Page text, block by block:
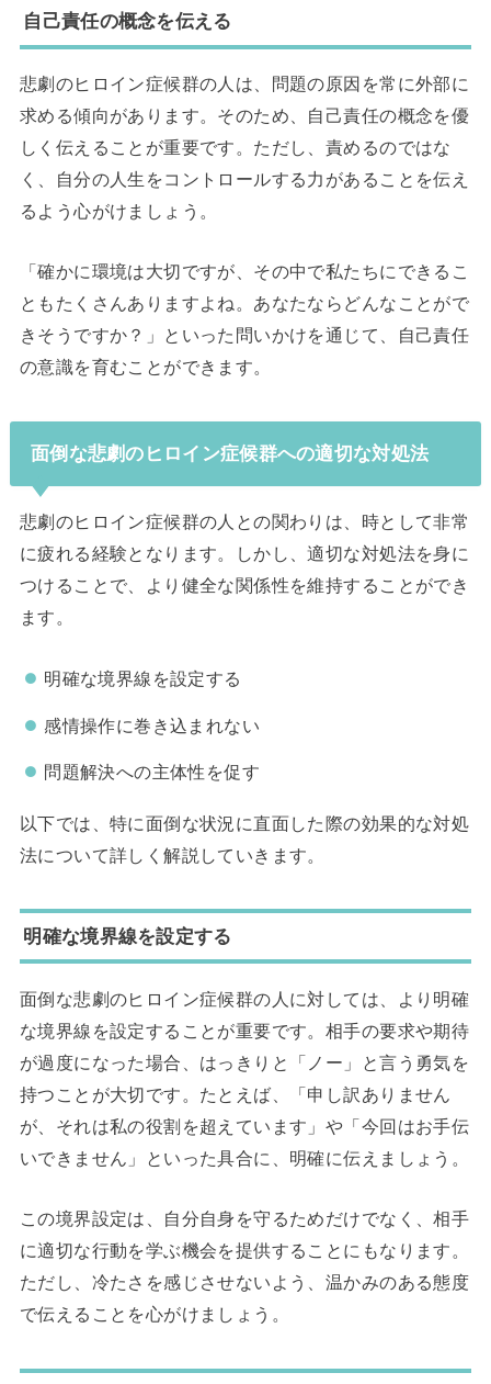
自己責任の概念を伝える
悲劇のヒロイン症候群の人は、問題の原因を常に外部に
求める傾向があります。そのため、自己責任の概念を優
しく伝えることが重要です。ただし、責めるのではな
く、自分の人生をコントロールする力があることを伝え
るよう心がけましょう。
「確かに環境は大切ですが、その中で私たちにできるこ
ともたくさんありますよね。あなたならどんなことがで
きそうですか？」といった問いかけを通じて、自己責任
の意識を育むことができます。
面倒な悲劇のヒロイン症候群への適切な対処法
悲劇のヒロイン症候群の人との関わりは、時として非常
に疲れる経験となります。しかし、適切な対処法を身に
つけることで、より健全な関係性を維持することができ
ます。
明確な境界線を設定する
感情操作に巻き込まれない
問題解決への主体性を促す
以下では、特に面倒な状況に直面した際の効果的な対処
法について詳しく解説していきます。
明確な境界線を設定する
面倒な悲劇のヒロイン症候群の人に対しては、より明確
な境界線を設定することが重要です。相手の要求や期待
が過度になった場合、はっきりと「ノー」と言う勇気を
持つことが大切です。たとえば、「申し訳ありません
が、それは私の役割を超えています」や「今回はお手伝
いできません」といった具合に、明確に伝えましょう。
この境界設定は、自分自身を守るためだけでなく、相手
に適切な行動を学ぶ機会を提供することにもなります。
ただし、冷たさを感じさせないよう、温かみのある態度
で伝えることを心がけましょう。